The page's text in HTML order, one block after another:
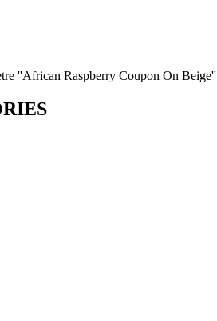
''African Raspberry Coupon On Beige''